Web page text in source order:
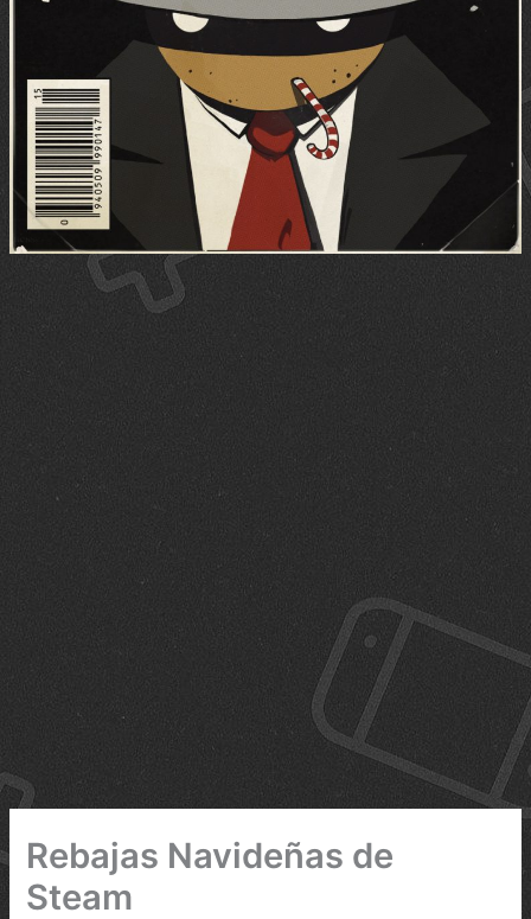
Rebajas Navideñas de
Steam